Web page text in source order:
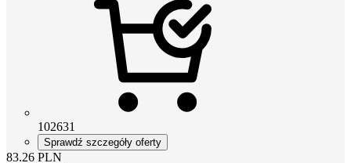
102631
Sprawdź szczegóły oferty
83.26 PLN